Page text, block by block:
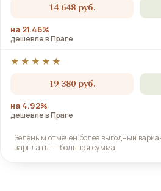
14 648 руб.
на 21.46%
дешевле в Праге
★★★★★
19 380 руб.
на 4.92%
дешевле в Праге
Зелёным отмечен более выгодный
зарплаты — большая сумма.